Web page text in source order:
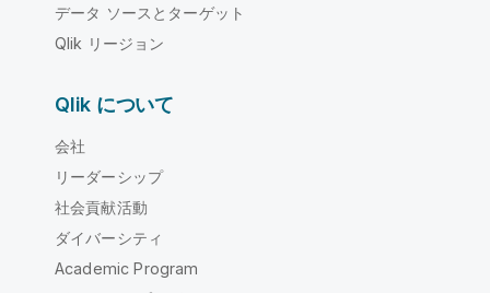
データ ソースとターゲット
Qlik リージョン
Qlik について
会社
リーダーシップ
社会貢献活動
ダイバーシティ
Academic Program